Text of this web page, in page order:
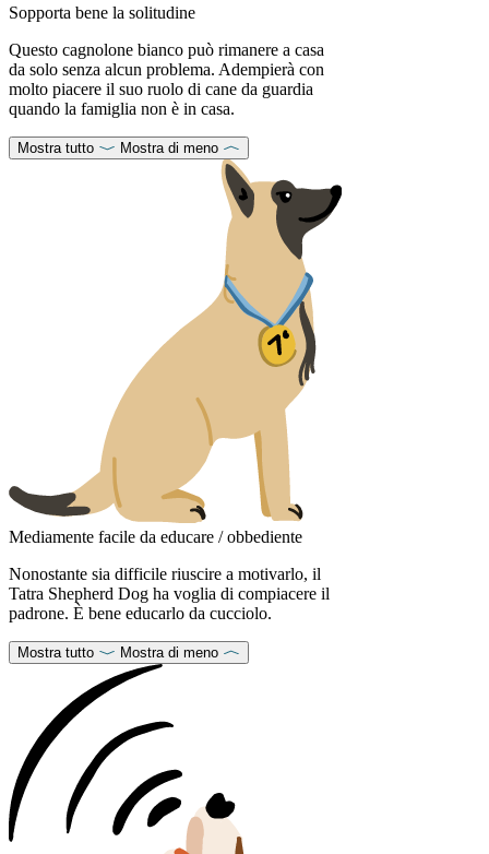
Sopporta bene la solitudine
Questo cagnolone bianco può rimanere a casa
da solo senza alcun problema. Adempierà con
molto piacere il suo ruolo di cane da guardia
quando la famiglia non è in casa.
Mostra tutto Mostra di meno
Mediamente facile da educare / obbediente
Nonostante sia difficile riuscire a motivarlo, il
Tatra Shepherd Dog ha voglia di compiacere il
padrone. È bene educarlo da cucciolo.
Mostra tutto Mostra di meno